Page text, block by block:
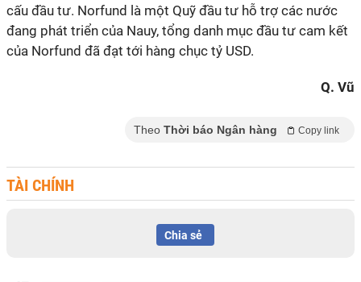
cấu đầu tư. Norfund là một Quỹ đầu tư hỗ trợ các nước
đang phát triển của Nauy, tổng danh mục đầu tư cam kết
của Norfund đã đạt tới hàng chục tỷ USD.
Q. Vũ
Theo Thời báo Ngân hàng Copy link
TÀI CHÍNH
Chia sẻ